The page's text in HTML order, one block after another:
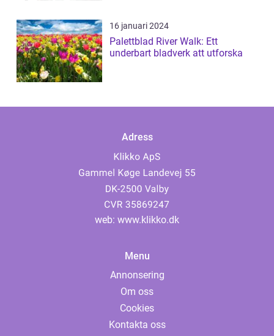
16 januari 2024
Palettblad River Walk: Ett
underbart bladverk att utforska
Adress
web: www.klikko.dk
Menu
Annonsering
Om oss
Cookies
Kontakta oss